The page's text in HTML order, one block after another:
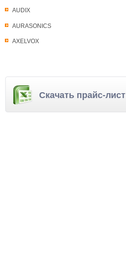
AUDIX
AURASONICS
AXELVOX
Скачать прайс-лист